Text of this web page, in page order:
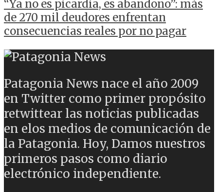
“Ya no es picardía, es abandono”: más
de 270 mil deudores enfrentan
consecuencias reales por no pagar
Patagonia News nace el año 2009
en Twitter como primer propósito
retwittear las noticias publicadas
en elos medios de comunicación de
la Patagonia. Hoy, Damos nuestros
primeros pasos como diario
electrónico independiente.